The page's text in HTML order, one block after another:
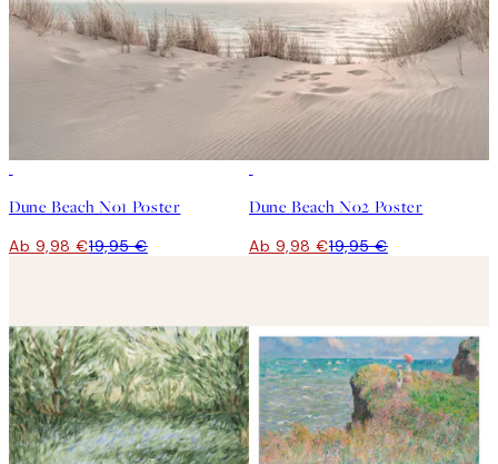
Dune Beach No1 Poster
Ab 9,98 €19,95 €
Dune Beach No2 Poster
Ab 9,98 €19,95 €